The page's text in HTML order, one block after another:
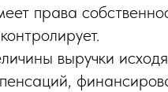
права
выручки